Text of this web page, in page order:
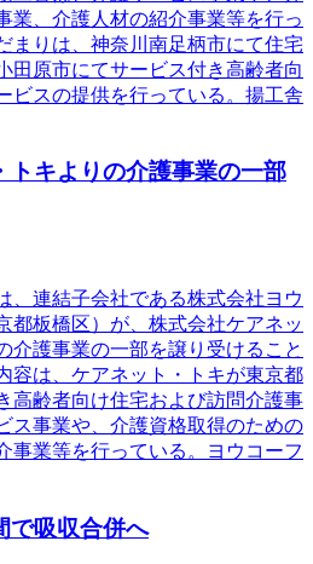
業、介護人材の紹介事業等を行っ
まりは、神奈川南足柄市にて住宅
田原市にてサービス付き高齢者向
ビスの提供を行っている。揚工舎
トキよりの介護事業の一部
、連結子会社である株式会社ヨウ
都板橋区）が、株式会社ケアネッ
介護事業の一部を譲り受けること
容は、ケアネット・トキが東京都
高齢者向け住宅および訪問介護事
ス事業や、介護資格取得のための
事業等を行っている。ヨウコーフ
で吸収合併へ